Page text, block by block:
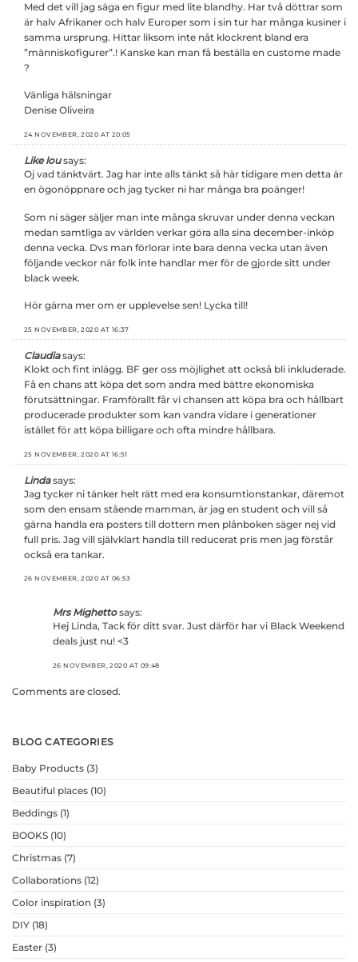
Med det vill jag säga en figur med lite blandhy. Har två döttrar som
är halv Afrikaner och halv Europer som i sin tur har många kusiner i
samma ursprung. Hittar liksom inte nåt klockrent bland era
”människofigurer”.! Kanske kan man få beställa en custome made
?
Vänliga hälsningar
Denise Oliveira
24 NOVEMBER, 2020 AT 20:05
Like lou says:
Oj vad tänktvärt. Jag har inte alls tänkt så här tidigare men detta är
en ögonöppnare och jag tycker ni har många bra poänger!
Som ni säger säljer man inte många skruvar under denna veckan
medan samtliga av världen verkar göra alla sina december-inköp
denna vecka. Dvs man förlorar inte bara denna vecka utan även
följande veckor när folk inte handlar mer för de gjorde sitt under
black week.
Hör gärna mer om er upplevelse sen! Lycka till!
25 NOVEMBER, 2020 AT 16:37
Claudia says:
Klokt och fint inlägg. BF ger oss möjlighet att också bli inkluderade.
Få en chans att köpa det som andra med bättre ekonomiska
förutsättningar. Framförallt får vi chansen att köpa bra och hållbart
producerade produkter som kan vandra vidare i generationer
istället för att köpa billigare och ofta mindre hållbara.
25 NOVEMBER, 2020 AT 16:51
Linda says:
Jag tycker ni tänker helt rätt med era konsumtionstankar, däremot
som den ensam stående mamman, är jag en student och vill så
gärna handla era posters till dottern men plånboken säger nej vid
full pris. Jag vill självklart handla till reducerat pris men jag förstår
också era tankar.
26 NOVEMBER, 2020 AT 06:53
Mrs Mighetto says:
Hej Linda, Tack för ditt svar. Just därför har vi Black Weekend
deals just nu! <3
26 NOVEMBER, 2020 AT 09:48
Comments are closed.
BLOG CATEGORIES
Baby Products (3)
Beautiful places (10)
Beddings (1)
BOOKS (10)
Christmas (7)
Collaborations (12)
Color inspiration (3)
DIY (18)
Easter (3)